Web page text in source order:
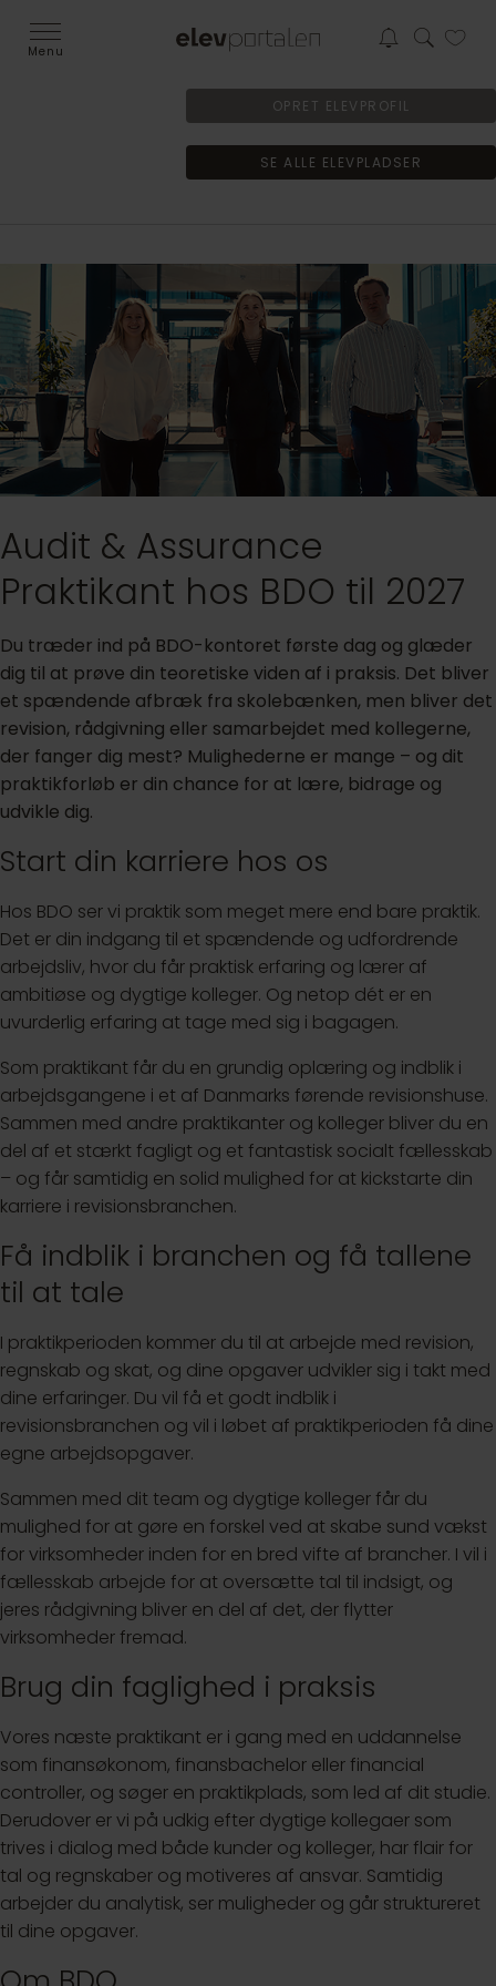
Menu
OPRET ELEVPROFIL
SE ALLE ELEVPLADSER
Audit & Assurance
Praktikant hos BDO til 2027
Du træder ind på BDO-kontoret første dag og glæder
dig til at prøve din teoretiske viden af i praksis. Det bliver
et spændende afbræk fra skolebænken, men bliver det
revision, rådgivning eller samarbejdet med kollegerne,
der fanger dig mest? Mulighederne er mange – og dit
praktikforløb er din chance for at lære, bidrage og
udvikle dig.
Start din karriere hos os
Hos BDO ser vi praktik som meget mere end bare praktik.
Det er din indgang til et spændende og udfordrende
arbejdsliv, hvor du får praktisk erfaring og lærer af
ambitiøse og dygtige kolleger. Og netop dét er en
uvurderlig erfaring at tage med sig i bagagen.
Som praktikant får du en grundig oplæring og indblik i
arbejdsgangene i et af Danmarks førende revisionshuse.
Sammen med andre praktikanter og kolleger bliver du en
del af et stærkt fagligt og et fantastisk socialt fællesskab
– og får samtidig en solid mulighed for at kickstarte din
karriere i revisionsbranchen.
Få indblik i branchen og få tallene
til at tale
I praktikperioden kommer du til at arbejde med revision,
regnskab og skat, og dine opgaver udvikler sig i takt med
dine erfaringer. Du vil få et godt indblik i
revisionsbranchen og vil i løbet af praktikperioden få dine
egne arbejdsopgaver.
Sammen med dit team og dygtige kolleger får du
mulighed for at gøre en forskel ved at skabe sund vækst
for virksomheder inden for en bred vifte af brancher. I vil i
fællesskab arbejde for at oversætte tal til indsigt, og
jeres rådgivning bliver en del af det, der flytter
virksomheder fremad.
Brug din faglighed i praksis
Vores næste praktikant er i gang med en uddannelse
som finansøkonom, finansbachelor eller financial
controller, og søger en praktikplads, som led af dit studie.
Derudover er vi på udkig efter dygtige kollegaer som
trives i dialog med både kunder og kolleger, har flair for
tal og regnskaber og motiveres af ansvar. Samtidig
arbejder du analytisk, ser muligheder og går struktureret
til dine opgaver.